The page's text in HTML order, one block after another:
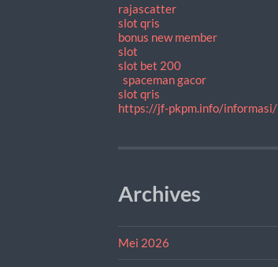
rajascatter
slot qris
bonus new member
slot
slot bet 200
spaceman gacor
slot qris
https://jf-pkpm.info/informasi/
Archives
Mei 2026